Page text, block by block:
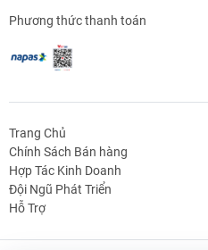
Định
Tải
Linh Kiện Siết -
Nối
Phương thức thanh toán
Trang Chủ
Chính Sách Bán hàng
Hợp Tác Kinh Doanh
Đội Ngũ Phát Triển
Hỗ Trợ